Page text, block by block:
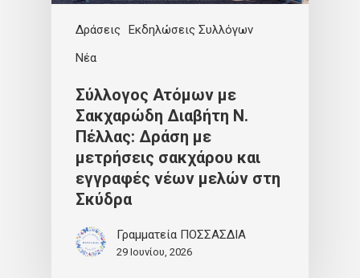
Δράσεις
Εκδηλώσεις Συλλόγων
Νέα
Σύλλογος Ατόμων με
Σακχαρώδη Διαβήτη Ν.
Πέλλας: Δράση με
μετρήσεις σακχάρου και
εγγραφές νέων μελών στη
Σκύδρα
Γραμματεία ΠΟΣΣΑΣΔΙΑ
29 Ιουνίου, 2026